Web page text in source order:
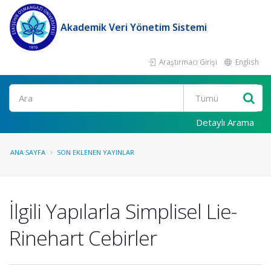
Akademik Veri Yönetim Sistemi
Araştırmacı Girişi English
Ara
Detaylı Arama
ANA SAYFA SON EKLENEN YAYINLAR
İlgili Yapılarla Simplisel Lie-
Rinehart Cebirler